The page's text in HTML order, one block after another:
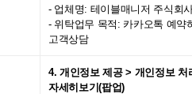
- 업체명: 테이블매니저 주식회
- 위탁업무 목적: 카카오톡 예약
고객상담
4. 개인정보 제공 > 개인정보 처
자세히보기(팝업)